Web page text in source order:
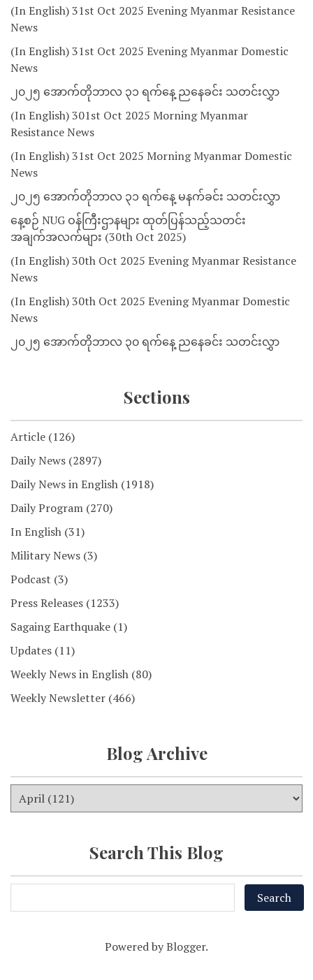
(In English) 31st Oct 2025 Evening Myanmar Resistance
News
(In English) 31st Oct 2025 Evening Myanmar Domestic
News
၂၀၂၅ အောက်တိုဘာလ ၃၁ ရက်နေ့ ညနေခင်း သတင်းလွှာ
(In English) 301st Oct 2025 Morning Myanmar
Resistance News
(In English) 31st Oct 2025 Morning Myanmar Domestic
News
၂၀၂၅ အောက်တိုဘာလ ၃၁ ရက်နေ့ မနက်ခင်း သတင်းလွှာ
နေ့စဉ် NUG ဝန်ကြီးဌာနများ ထုတ်ပြန်သည့်သတင်း
အချက်အလက်များ (30th Oct 2025)
(In English) 30th Oct 2025 Evening Myanmar Resistance
News
(In English) 30th Oct 2025 Evening Myanmar Domestic
News
၂၀၂၅ အောက်တိုဘာလ ၃၀ ရက်နေ့ ညနေခင်း သတင်းလွှာ
Sections
Article (126)
Daily News (2897)
Daily News in English (1918)
Daily Program (270)
In English (31)
Military News (3)
Podcast (3)
Press Releases (1233)
Sagaing Earthquake (1)
Updates (11)
Weekly News in English (80)
Weekly Newsletter (466)
Blog Archive
Search This Blog
Powered byBlogger.